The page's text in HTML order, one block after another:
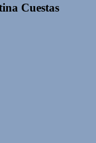
Cuestas